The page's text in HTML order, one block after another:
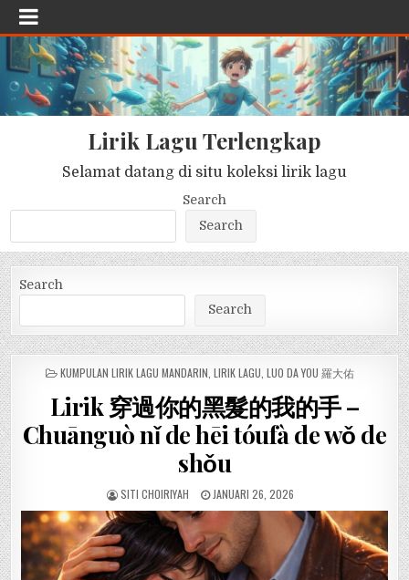
Lirik Lagu Terlengkap
Selamat datang di situ koleksi lirik lagu
Search
Search
Search
Search
POSTED
KUMPULAN LIRIK LAGU MANDARIN LIRIK LAGU LUO DA YOU 羅大佑
Lirik 穿過你的黑髮的我的手 –
Chuānguò nǐ de hēi tóufà de wǒ de
shǒu
SITI CHOIRIYAH JANUARI 26, 2026